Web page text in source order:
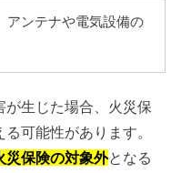
アンテナや電気設備の
が生じた場合、火災保
可能性があります。
災保険の対象外となる